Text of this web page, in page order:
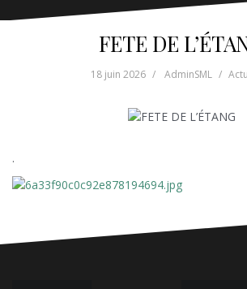
FETE DE
18 juin 2026 AdminSML
.